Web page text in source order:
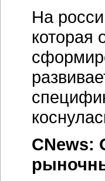
На
которая
CNews: